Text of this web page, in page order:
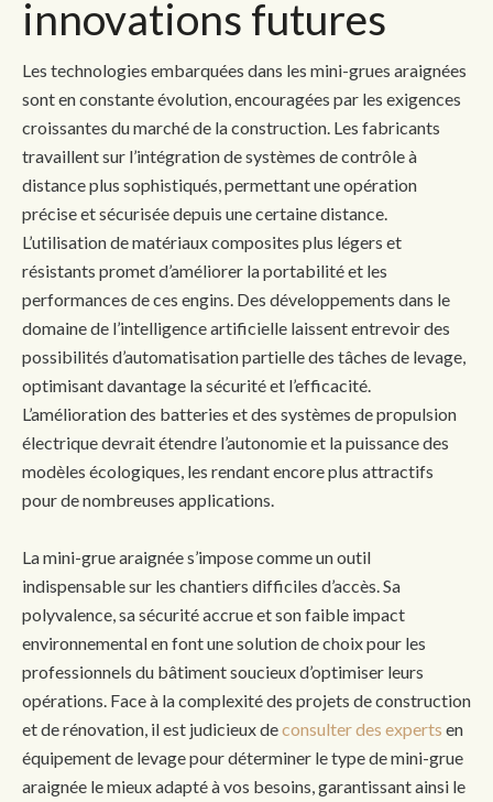
innovations futures
Les technologies embarquées dans les mini-grues araignées
sont en constante évolution, encouragées par les exigences
croissantes du marché de la construction. Les fabricants
travaillent sur l’intégration de systèmes de contrôle à
distance plus sophistiqués, permettant une opération
précise et sécurisée depuis une certaine distance.
L’utilisation de matériaux composites plus légers et
résistants promet d’améliorer la portabilité et les
performances de ces engins. Des développements dans le
domaine de l’intelligence artificielle laissent entrevoir des
possibilités d’automatisation partielle des tâches de levage,
optimisant davantage la sécurité et l’efficacité.
L’amélioration des batteries et des systèmes de propulsion
électrique devrait étendre l’autonomie et la puissance des
modèles écologiques, les rendant encore plus attractifs
pour de nombreuses applications.
La mini-grue araignée s’impose comme un outil
indispensable sur les chantiers difficiles d’accès. Sa
polyvalence, sa sécurité accrue et son faible impact
environnemental en font une solution de choix pour les
professionnels du bâtiment soucieux d’optimiser leurs
opérations. Face à la complexité des projets de construction
et de rénovation, il est judicieux deconsulter des experts en
équipement de levage pour déterminer le type de mini-grue
araignée le mieux adapté à vos besoins, garantissant ainsi le